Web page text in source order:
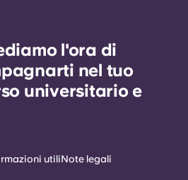
l'ora di
nel tuo
universitario e
utiliNote legali